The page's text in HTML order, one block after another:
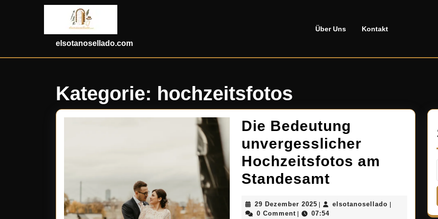
elsotanosellado.com
Über Uns Kontakt
Kategorie: hochzeitsfotos
Die Bedeutung
unvergesslicher
Hochzeitsfotos am
Standesamt
29 Dezember 2025 29
Dezember
elsotanosellado
0 Comment 07:54